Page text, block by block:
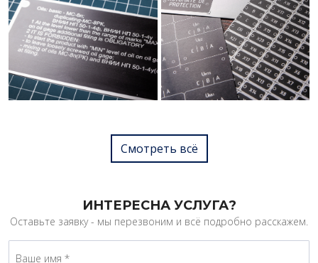
Смотреть всё
ИНТЕРЕСНА УСЛУГА?
Оставьте заявку - мы перезвоним и всё подробно расскажем.